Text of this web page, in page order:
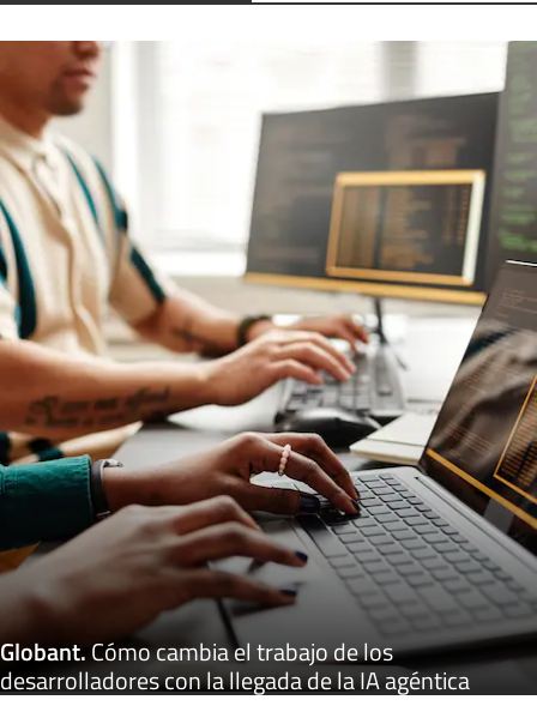
Globant.Cómo cambia el trabajo de los
desarrolladores con la llegada de la IA agéntica